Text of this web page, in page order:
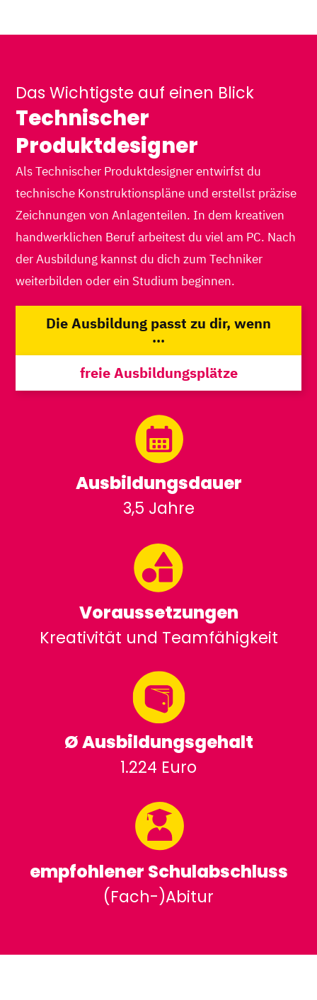
Das Wichtigste auf einen Blick
Technischer
Produktdesigner
Als Technischer Produktdesigner entwirfst du
technische Konstruktionspläne und erstellst präzise
Zeichnungen von Anlagenteilen. In dem kreativen
handwerklichen Beruf arbeitest du viel am PC. Nach
der Ausbildung kannst du dich zum Techniker
weiterbilden oder ein Studium beginnen.
Die Ausbildung passt zu dir, wenn
...
freie Ausbildungsplätze
Ausbildungsdauer
3,5 Jahre
Voraussetzungen
Kreativität und Teamfähigkeit
Ø Ausbildungsgehalt
1.224 Euro
empfohlener Schulabschluss
(Fach-)Abitur